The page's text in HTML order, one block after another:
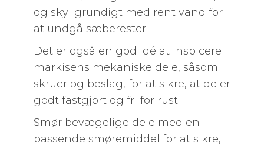
og skyl grundigt med rent vand for
at undgå sæberester.
Det er også en god idé at inspicere
markisens mekaniske dele, såsom
skruer og beslag, for at sikre, at de er
godt fastgjort og fri for rust.
Smør bevægelige dele med en
passende smøremiddel for at sikre,